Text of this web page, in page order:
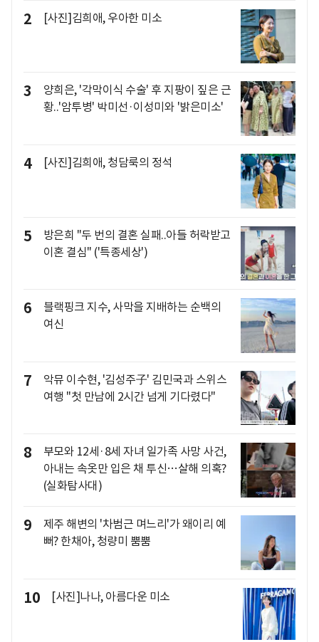
2 [사진]김희애, 우아한 미소
3
양희은, '각막이식 수술' 후 지팡이 짚은 근
황..'암투병' 박미선·이성미와 '밝은미소'
4 [사진]김희애, 청담룩의 정석
5
방은희 "두 번의 결혼 실패..아들 허락받고
이혼 결심" ('특종세상')
6
블랙핑크 지수, 사막을 지배하는 순백의
여신
7
악뮤 이수현, '김성주子' 김민국과 스위스
여행 "첫 만남에 2시간 넘게 기다렸다"
8
부모와 12세·8세 자녀 일가족 사망 사건,
아내는 속옷만 입은 채 투신…살해 의혹?
(실화탐사대)
9
제주 해변의 '차범근 며느리'가 왜이리 예
뻐? 한채아, 청량미 뿜뿜
10 [사진]나나, 아름다운 미소